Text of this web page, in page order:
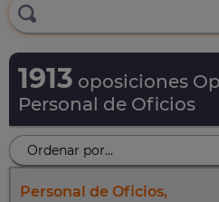
1913 oposiciones
Personal de Oficios
Personal de Oficios,